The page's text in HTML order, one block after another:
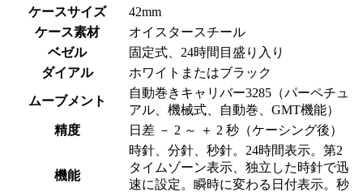
ケースサイズ
42mm
ケース素材
オイスタースチール
ベゼル
固定式、24時間目盛り入り
ダイアル
ホワイトまたはブラック
ムーブメント
自動巻きキャリバー3285（パーペチュ
アル、機械式、自動巻、GMT機能）
精度
日差 － 2 ～ ＋ 2 秒（ケーシング後）
機能
時針、分針、秒針。24時間表示。第2
タイムゾーン表示、独立した時針で迅
速に設定。瞬時に変わる日付表示。秒